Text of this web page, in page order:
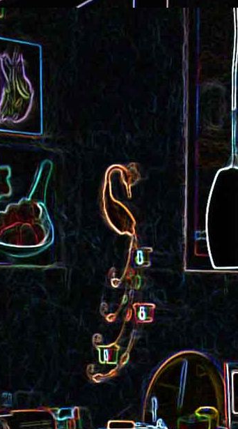
de poivron aux noix Cake au saucisson
au chocolat et au Pizza aux rillettes